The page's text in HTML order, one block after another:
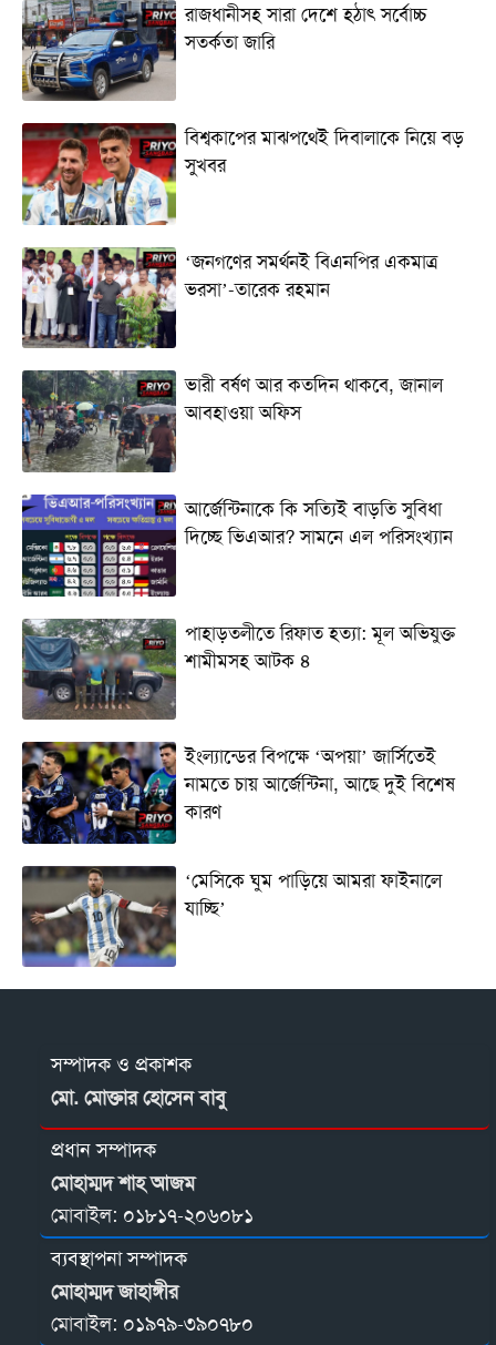
রাজধানীসহ সারা দেশে হঠাৎ সর্বোচ্চ
সতর্কতা জা‌রি
বিশ্বকাপের মাঝপথেই দিবালাকে নিয়ে বড়
সুখবর
‘জনগণের সমর্থনই বিএনপির একমাত্র
ভরসা’-তারেক রহমান
ভারী বর্ষণ আর কতদিন থাকবে, জানাল
আবহাওয়া অফিস
আর্জেন্টিনাকে কি সত্যিই বাড়তি সুবিধা
দিচ্ছে ভিএআর? সামনে এল পরিসংখ্যান
পাহাড়তলীতে রিফাত হত্যা: মূল অভিযুক্ত
শামীমসহ আটক ৪
ইংল্যান্ডের বিপক্ষে ‘অপয়া’ জার্সিতেই
নামতে চায় আর্জেন্টিনা, আছে দুই বিশেষ
কারণ
‘মেসিকে ঘুম পাড়িয়ে আমরা ফাইনালে
যাচ্ছি’
সম্পাদক ও প্রকাশক
মো. মোক্তার হোসেন বাবু
প্রধান সম্পাদক
মোহাম্মদ শাহ আজম
মোবাইল: ০১৮১৭-২০৬০৮১
ব্যবস্থাপনা সম্পাদক
মোহাম্মদ জাহাঙ্গীর
মোবাইল: ০১৯৭৯-৩৯০৭৮০